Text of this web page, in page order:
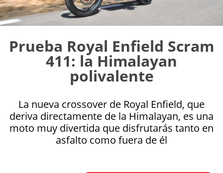
Prueba Royal Enfield Scram
411: la Himalayan
polivalente
La nueva crossover de Royal Enfield, que
deriva directamente de la Himalayan, es una
moto muy divertida que disfrutarás tanto en
asfalto como fuera de él